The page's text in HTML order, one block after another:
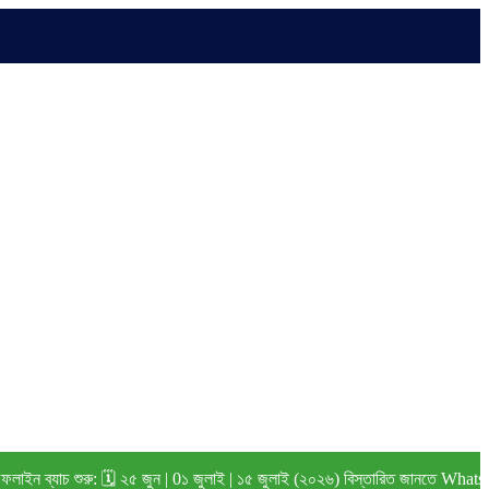
শুরু: 🗓️ ২৫ জুন | 0১ জুলাই | ১৫ জুলাই (২০২৬) বিস্তারিত জানতে WhatsApp করুন